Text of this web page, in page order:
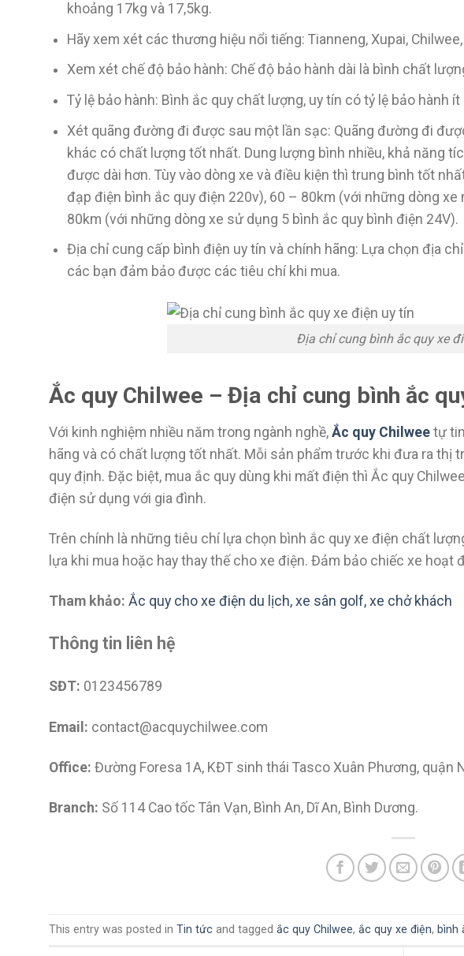
khoảng 17kg và 17,5kg.
Hãy xem xét các thương hiệu nổi tiếng: Tianneng, Xupai,
Xem xét chế độ bảo hành: Chế độ bảo hành dài là bình chất
Tỷ lệ bảo hành: Bình ắc quy chất lượng, uy tín có tỷ lệ bảo hành ít
Xét quãng đường đi được sau một lần sạc: Quãng đường đi
khác có chất lượng tốt nhất. Dung lượng bình nhiều, khả năng
được dài hơn. Tùy vào dòng xe và điều kiện thì trung bình tốt
đạp điện bình ắc quy điện 220v), 60 – 80km (với những dòng
80km (với những dòng xe sử dụng 5 bình ắc quy bình điện 24V).
Địa chỉ cung cấp bình điện uy tín và chính hãng: Lựa chọn địa
các bạn đảm bảo được các tiêu chí khi mua.
Địa chỉ cung bình ắc quy xe
Ắc quy Chilwee – Địa chỉ cung bình ắc
Với kinh nghiệm nhiều năm trong ngành nghề, Ắc quy Chilwee tự
hãng và có chất lượng tốt nhất. Mỗi sản phẩm trước khi đưa ra thị
quy định. Đặc biệt, mua ắc quy dùng khi mất điện thì Ắc quy
điện sử dụng với gia đình.
Trên chính là những tiêu chí lựa chọn bình ắc quy xe điện chất
lựa khi mua hoặc hay thay thế cho xe điện. Đảm bảo chiếc xe hoạt
Tham khảo: Ắc quy cho xe điện du lịch, xe sân golf, xe chở khách
Thông tin liên hệ
SĐT: 0123456789
Email: contact@acquychilwee.com
Office: Đường Foresa 1A, KĐT sinh thái Tasco Xuân Phương, quận
Branch: Số 114 Cao tốc Tân Vạn, Bình An, Dĩ An, Bình Dương.
This entry was posted in Tin tức and tagged ắc quy Chilwee, ắc quy xe điện, bình